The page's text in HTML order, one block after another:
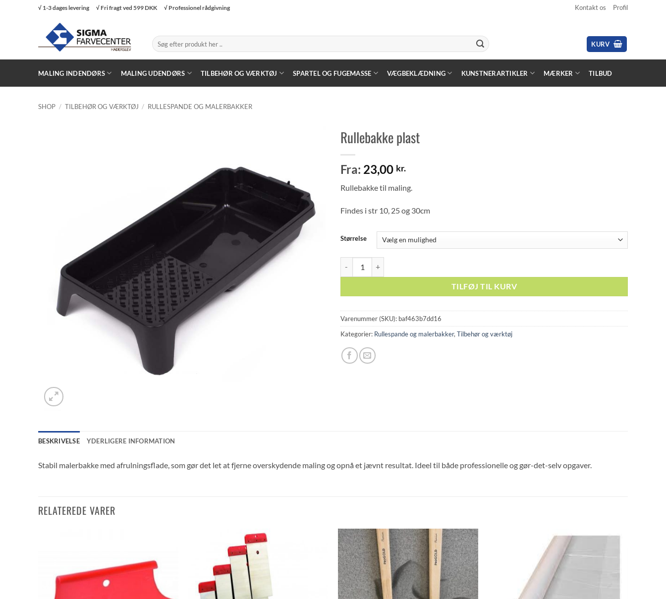
√ 1-3 dages levering √ Fri fragt ved 599 DKK √ Professionel rådgivning Kontakt os Profil
Søg
efter:
KURV
MALING INDENDØRS MALING UDENDØRS TILBEHØR OG VÆRKTØJ SPARTEL OG FUGEMASSE VÆGBEKLÆDNING KUNSTNERARTIKLER MÆRKER TILBUD
SHOP / TILBEHØR OG VÆRKTØJ / RULLESPANDE OG MALERBAKKER
Rullebakke plast
Fra: 23,00 kr.
Rullebakke til maling.
Findes i str 10, 25 og 30cm
Størrelse
TILFØJ TIL KURV
Varenummer (SKU): baf463b7dd16
Kategorier: Rullespande og malerbakker, Tilbehør og værktøj
BESKRIVELSE YDERLIGERE INFORMATION
Stabil malerbakke med afrulningsflade, som gør det let at fjerne overskydende maling og opnå et jævnt resultat. Ideel til både professionelle og gør-det-selv opgaver.
RELATEREDE VARER